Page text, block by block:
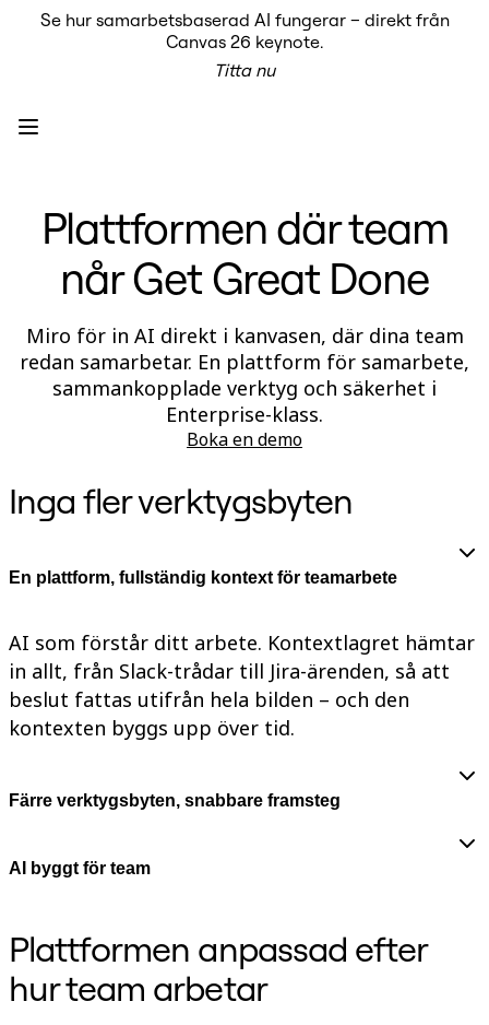
Intelligent Canvas™
MCP Server
Utforska AI-playbooks
MCP Server
Blueprints
Säkerhet
Enterprise Guard
Plattform för utvecklare
Ladda ner appar
Whiteboard
Diagram
Tidslinjer
Talktrack
Användarexempel
Utforska Miroverse
Allmänt
Diagramming
Workshoppar
Brainstorming
Tankekartor
Specialiserat
Teknisk design och dokumentation
Prototypes & Wireframes
Planning & Delivery
Målplanering
Organisationsdesign
Se hur samarbetsbaserad AI fungerar – direkt från
Canvas 26 keynote.
Titta nu
Plattformen där team
når Get Great Done
Miro för in AI direkt i kanvasen, där dina team
redan samarbetar. En plattform för samarbete,
sammankopplade verktyg och säkerhet i
Enterprise-klass.
Boka en demo
Inga fler verktygsbyten
En plattform, fullständig kontext för teamarbete
AI som förstår ditt arbete. Kontextlagret hämtar
in allt, från Slack-trådar till Jira-ärenden, så att
beslut fattas utifrån hela bilden – och den
kontexten byggs upp över tid.
Färre verktygsbyten, snabbare framsteg
AI byggt för team
Plattformen anpassad efter
hur team arbetar